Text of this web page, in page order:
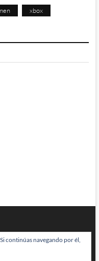
xbox
continúas navegando por él,